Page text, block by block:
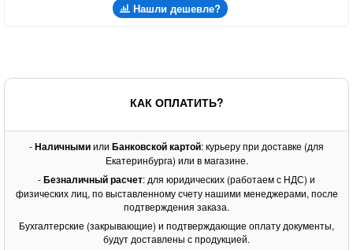
Нашли дешевле?
КАК ОПЛАТИТЬ?
-Наличнымиили Банковской картой: курьеру при доставке (для
Екатеринбурга) или в магазине.
-Безналичный расчет: для юридических (работаем с НДС) и
физических лиц, по выставленному счету нашими менеджерами, после
подтверждения заказа.
Бухгалтерские (закрывающие) и подтверждающие оплату документы,
будут доставлены с продукцией.